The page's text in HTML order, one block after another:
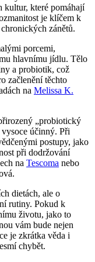
kultur, které pomáhají
je klíčem k
zánětů.
porcemi,
hlavnímu jídlu. Tělo
a probiotik, což
začlenění těchto
na Melissa K.
„probiotický
účinný. Při
postupy, jako
při dodržování
na Tescoma nebo
dietách, ale o
rutiny. Pokud k
životu, jako to
vám bude nejen
je zkrátka věda i
chybět.